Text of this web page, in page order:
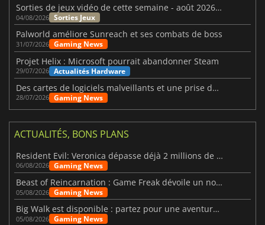
Sorties de jeux vidéo de cette semaine - août 2026 (semaine 32)
04/08/2026 Sorties Jeux
Palworld améliore Sunreach et ses combats de boss
31/07/2026 Gaming News
Projet Helix : Microsoft pourrait abandonner Steam
29/07/2026 Actualités Hardware
Des cartes de logiciels malveillants et une prise de contrôle de Discord ont touché Meccha Chameleon
28/07/2026 Gaming News
ACTUALITÉS, BONS PLANS
Resident Evil: Veronica dépasse déjà 2 millions de wishlists
06/08/2026 Gaming News
Beast of Reincarnation : Game Freak dévoile un nouveau pari
05/08/2026 Gaming News
Big Walk est disponible : partez pour une aventure entre amis
05/08/2026 Gaming News